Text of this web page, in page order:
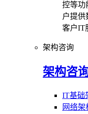
控等功
户提
客户IT
架构咨询
架构咨
IT基础
网络架